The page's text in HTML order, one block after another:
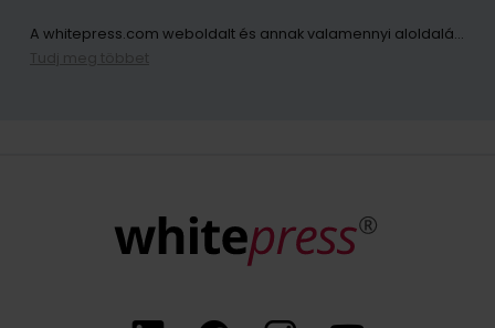
A whitepress.com weboldalt és annak valamennyi aloldalát (a továbbiakban: Weboldal) használó személyek személyes adatainak kezelője az Európai Parlament és a Tanács 2016. április 27-i (EU) 2016/679 rendelete értelmében a személyes adatok feldolgozásával és az ilyen adatok szabad áramlásával, valamint a 95/46/EK irányelv (a továbbiakban: GDPR) hatályon kívül helyezése tekintetében közösen „WhitePress Kft, amelynek székhelye 2161 Csomád, Verebeshegy utca 11 és bekerült a Bielsko-Biała Kerületi Bíróság által vezetett Nemzeti Bírósági Nyilvántartás vállalkozói nyilvántartásába, az Országos Bírósági Nyilvántartás 8. Kereskedelmi Osztálya KRS-számon: 0000651339, NIP: 9372667797, REGON: 243400145 és egyéb cégek a